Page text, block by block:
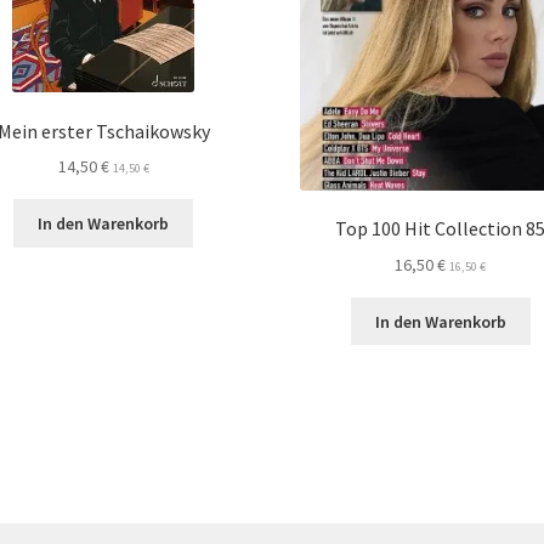
erster Tschaikowsky
14,50€ 14,50 €
In den Warenkorb Top 100 Hit Collection
16,50€ 16,50€
In den Warenkorb